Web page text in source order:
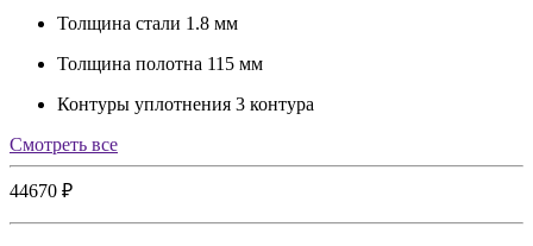
Толщина стали 1.8 мм
Толщина полотна 115 мм
Контуры уплотнения 3 контура
Cмотреть все
44670 ₽